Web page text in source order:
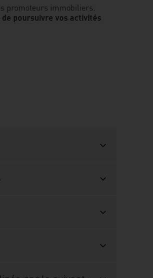
promoteurs immobiliers.
poursuivre vos activités